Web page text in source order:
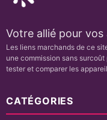
Votre allié pour
Les liens marchands de ce
une commission sans
tester et comparer les
CATÉGORIES